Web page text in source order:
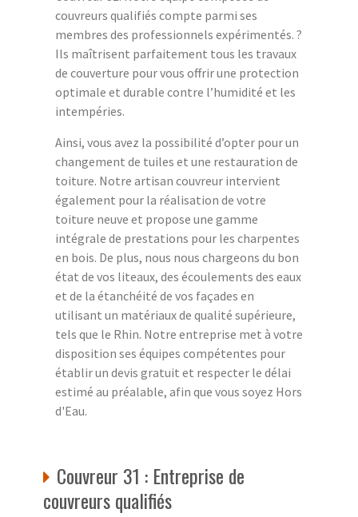
couvreurs qualifiés compte parmi ses
membres des professionnels expérimentés. ?
Ils maîtrisent parfaitement tous les travaux
de couverture pour vous offrir une protection
optimale et durable contre l’humidité et les
intempéries.
Ainsi, vous avez la possibilité d’opter pour un
changement de tuiles et une restauration de
toiture. Notre artisan couvreur intervient
également pour la réalisation de votre
toiture neuve et propose une gamme
intégrale de prestations pour les charpentes
en bois. De plus, nous nous chargeons du bon
état de vos liteaux, des écoulements des eaux
et de la étanchéité de vos façades en
utilisant un matériaux de qualité supérieure,
tels que le Rhin. Notre entreprise met à votre
disposition ses équipes compétentes pour
établir un devis gratuit et respecter le délai
estimé au préalable, afin que vous soyez Hors
d'Eau.
Couvreur 31 : Entreprise de
couvreurs qualifiés